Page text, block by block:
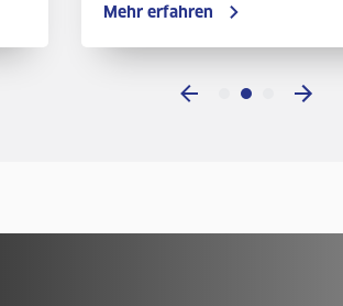
Mehr erfahren